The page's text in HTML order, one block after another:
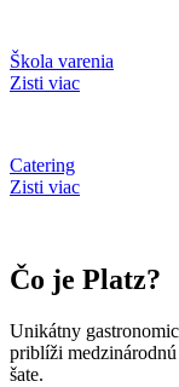
Škola varenia
Zisti viac
Catering
Zisti viac
Čo je Platz?
Unikátny
priblíži
šate.